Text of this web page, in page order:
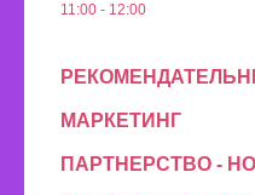
11:00 - 12:00
МАРКЕТИНГ
ПАРТНЕРСТВО -